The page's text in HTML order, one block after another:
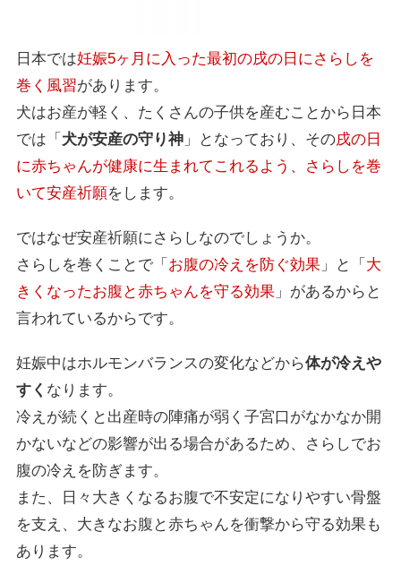
日本では妊娠5ヶ月に入った最初の戌の日にさらしを
巻く風習があります。
犬はお産が軽く、たくさんの子供を産むことから日本
では「 犬が安産の守り神 」となっており、その戌の日
に赤ちゃんが健康に生まれてこれるよう、さらしを巻
いて安産祈願をします。
ではなぜ安産祈願にさらしなのでしょうか。
さらしを巻くことで「 お腹の冷えを防ぐ効果 」と「 大
きくなったお腹と赤ちゃんを守る効果 」があるからと
言われているからです。
妊娠中はホルモンバランスの変化などから体が冷えや
すく なります。
冷えが続くと出産時の陣痛が弱く子宮口がなかなか開
かないなどの影響が出る場合があるため、さらしでお
腹の冷えを防ぎます。
また、日々大きくなるお腹で不安定になりやすい骨盤
を支え、大きなお腹と赤ちゃんを衝撃から守る効果も
あります。